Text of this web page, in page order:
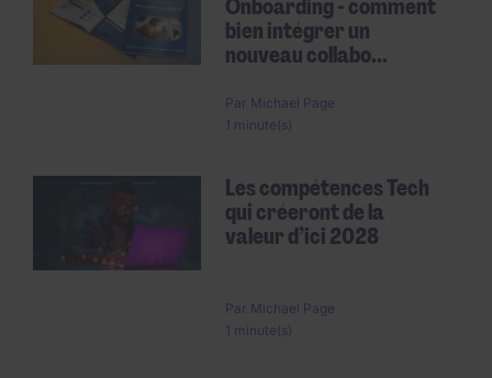
Onboarding - comment
bien intégrer un
nouveau collabo...
Par Michael Page
1 minute(s)
Les compétences Tech
qui créeront de la
valeur d’ici 2028
Par Michael Page
1 minute(s)